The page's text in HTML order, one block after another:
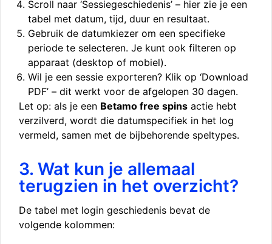
Scroll naar ‘Sessiegeschiedenis’ – hier zie je een
tabel met datum, tijd, duur en resultaat.
Gebruik de datumkiezer om een specifieke
periode te selecteren. Je kunt ook filteren op
apparaat (desktop of mobiel).
Wil je een sessie exporteren? Klik op ‘Download
PDF’ – dit werkt voor de afgelopen 30 dagen.
Let op: als je een Betamo free spins actie hebt
verzilverd, wordt die datumspecifiek in het log
vermeld, samen met de bijbehorende speltypes.
3. Wat kun je allemaal
terugzien in het overzicht?
De tabel met login geschiedenis bevat de
volgende kolommen: